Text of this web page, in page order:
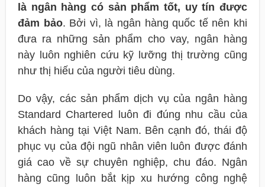
là ngân hàng có sản phẩm tốt, uy tín được
đảm bảo. Bởi vì, là ngân hàng quốc tế nên khi
đưa ra những sản phẩm cho vay, ngân hàng
này luôn nghiên cứu kỹ lưỡng thị trường cũng
như thị hiếu của người tiêu dùng.
Do vậy, các sản phẩm dịch vụ của ngân hàng
Standard Chartered luôn đi đúng nhu cầu của
khách hàng tại Việt Nam. Bên cạnh đó, thái độ
phục vụ của đội ngũ nhân viên luôn được đánh
giá cao về sự chuyên nghiệp, chu đáo. Ngân
hàng cũng luôn bắt kịp xu hướng công nghệ